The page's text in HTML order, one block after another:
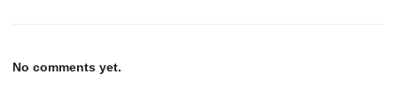
No comments yet.